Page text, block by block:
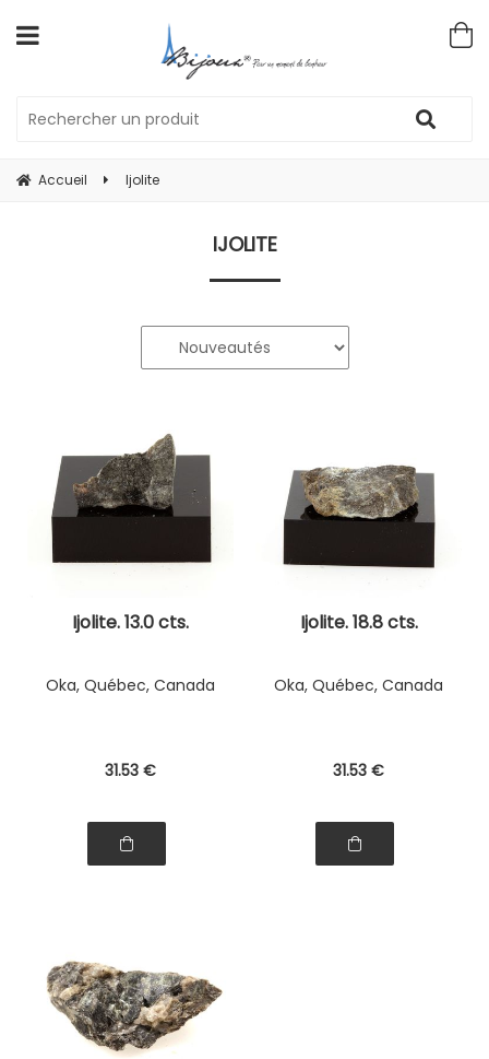
Accueil Ijolite
IJOLITE
Ijolite. 13.0 cts.
Oka, Québec, Canada
31.53 €
Ijolite. 18.8 cts.
Oka, Québec, Canada
31.53 €